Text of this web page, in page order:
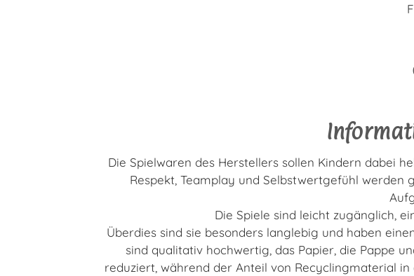
Die Spielwaren des Herstellers sollen Kindern dabei
Respekt, Teamplay und Selbstwertgefühl
Die Spiele sind leicht zugänglich,
Überdies sind sie besonders langlebig und haben
sind qualitativ hochwertig, das Papier, die Pappe
reduziert, während der Anteil von Recyclingmaterial